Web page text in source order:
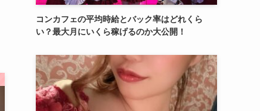
コンカフェの平均時給とバック率はどれくら
い？最大月にいくら稼げるのか大公開！